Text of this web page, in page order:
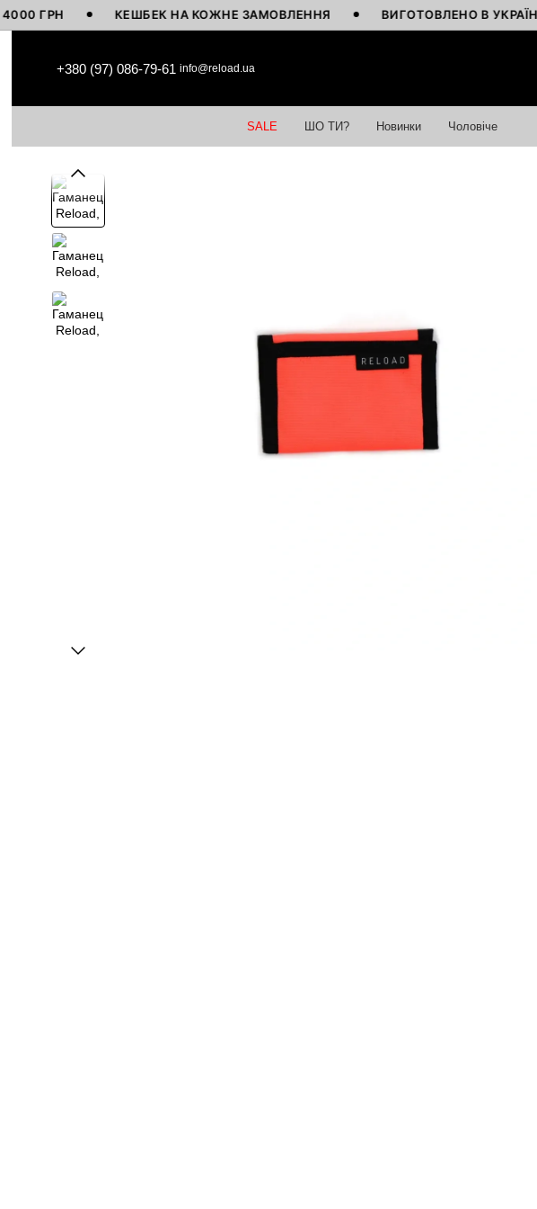
КЕШБЕК НА КОЖНЕ ЗАМОВЛЕННЯ ВИГОТОВЛЕНО В УКРАЇНІ
+380 (97) 086-79-61 info@reload.ua
SALE ШО ТИ? Новинки Чоловіче